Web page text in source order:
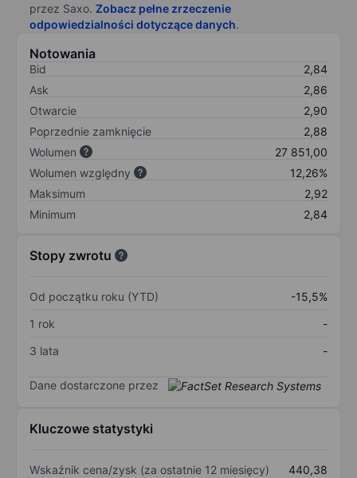
przez Saxo. Zobacz pełne zrzeczenie
odpowiedzialności dotyczące danych.
Notowania
Bid
2,84
Ask
2,86
Otwarcie
2,90
Poprzednie zamknięcie
2,88
Wolumen
27 851,00
Wolumen względny
12,26%
Maksimum
2,92
Minimum
2,84
Stopy zwrotu
Od początku roku (YTD)
-15,5%
1 rok
-
3 lata
-
Dane dostarczone przez
Kluczowe statystyki
Wskaźnik cena/zysk (za ostatnie 12 miesięcy)
440,38